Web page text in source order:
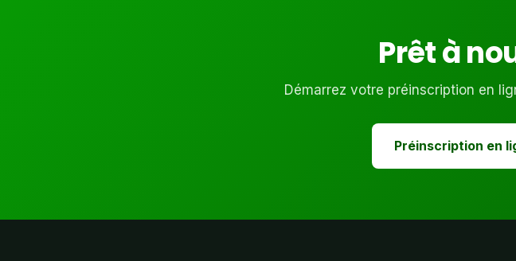
Prêt à
Démarrez votre préinscription en
Préinscription en